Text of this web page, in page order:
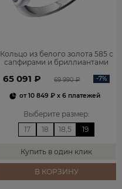
Кольцо из белого золота 585 с
сапфирами и бриллиантами
65 091 ₽ 69 990 ₽ -7%
от10 849 ₽ x 6 платежей
Выберите размер:
17
18 18,5 19
Купить в один клик
В КОРЗИНУ